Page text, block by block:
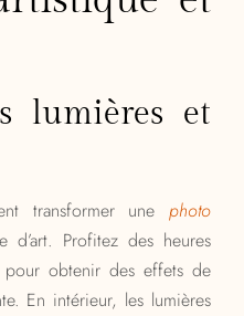
lumières et
transformer une photo
d’art. Profitez des heures
obtenir des effets de
En intérieur, les lumières